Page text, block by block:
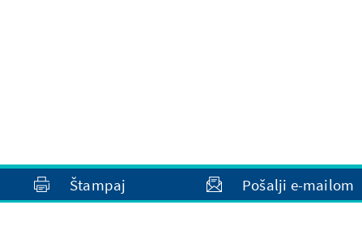
Štampaj Pošalji e-mailom